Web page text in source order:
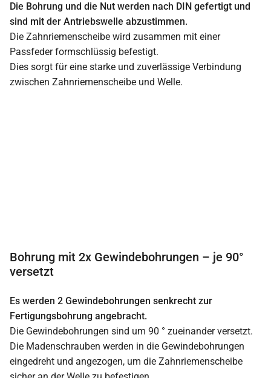
Die Bohrung und die Nut werden nach DIN gefertigt und
sind mit der Antriebswelle abzustimmen.
Die Zahnriemenscheibe wird zusammen mit einer
Passfeder formschlüssig befestigt.
Dies sorgt für eine starke und zuverlässige Verbindung
zwischen Zahnriemenscheibe und Welle.
Bohrung mit 2x Gewindebohrungen – je 90°
versetzt
Es werden 2 Gewindebohrungen senkrecht zur
Fertigungsbohrung angebracht.
Die Gewindebohrungen sind um 90 ° zueinander versetzt.
Die Madenschrauben werden in die Gewindebohrungen
eingedreht und angezogen, um die Zahnriemenscheibe